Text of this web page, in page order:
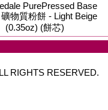
PurePressed Base
物質粉餅 - Light Beige
(0.35oz) (餅芯)
RIGHTS RESERVED.